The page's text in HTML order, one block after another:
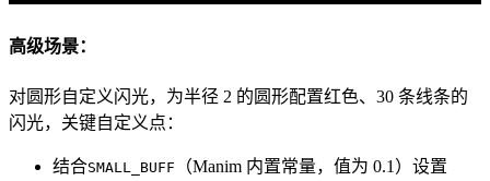
高级场景：
对圆形自定义闪光，为半径 2 的圆形配置红色、30 条线条的
闪光，关键自定义点：
结合SMALL_BUFF （Manim 内置常量，值为 0.1）设置